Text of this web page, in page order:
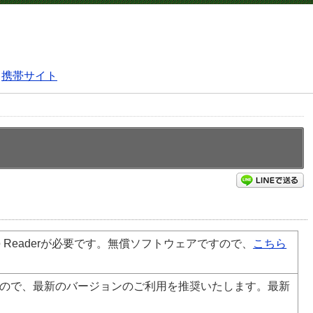
携帯サイト
Readerが必要です。無償ソフトウェアですので、
こちら
で、最新のバージョンのご利用を推奨いたします。最新